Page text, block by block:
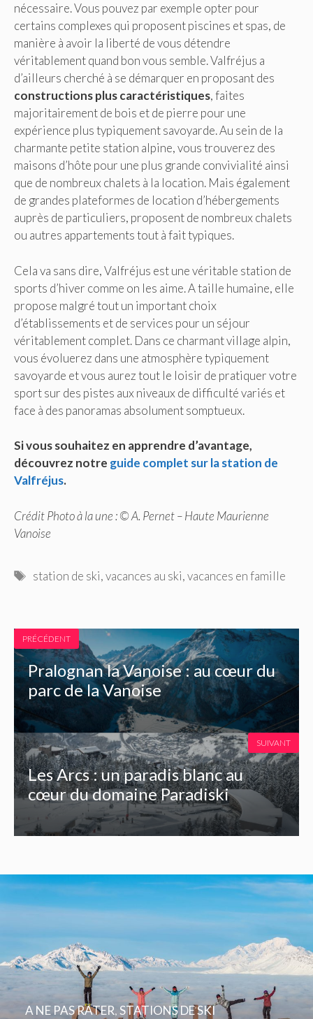
nécessaire. Vous pouvez par exemple opter pour
certains complexes qui proposent piscines et spas, de
manière à avoir la liberté de vous détendre
véritablement quand bon vous semble. Valfréjus a
d’ailleurs cherché à se démarquer en proposant des
constructions plus caractéristiques, faites
majoritairement de bois et de pierre pour une
expérience plus typiquement savoyarde. Au sein de la
charmante petite station alpine, vous trouverez des
maisons d’hôte pour une plus grande convivialité ainsi
que de nombreux chalets à la location. Mais également
de grandes plateformes de location d’hébergements
auprès de particuliers, proposent de nombreux chalets
ou autres appartements tout à fait typiques.
Cela va sans dire, Valfréjus est une véritable station de
sports d’hiver comme on les aime. A taille humaine, elle
propose malgré tout un important choix
d’établissements et de services pour un séjour
véritablement complet. Dans ce charmant village alpin,
vous évoluerez dans une atmosphère typiquement
savoyarde et vous aurez tout le loisir de pratiquer votre
sport sur des pistes aux niveaux de difficulté variés et
face à des panoramas absolument somptueux.
Si vous souhaitez en apprendre d’avantage,
découvrez notre guide complet sur la station de
Valfréjus.
Crédit Photo à la une : © A. Pernet – Haute Maurienne
Vanoise
Étiquettes
station de ski,vacances au ski,vacances en famille
PRÉCÉDENT
Pralognan la Vanoise : au cœur du
parc de la Vanoise
Les Arcs : un paradis blanc au
cœur du domaine Paradiski
SUIVANT
A NE PAS RATER,STATIONS DE SKI